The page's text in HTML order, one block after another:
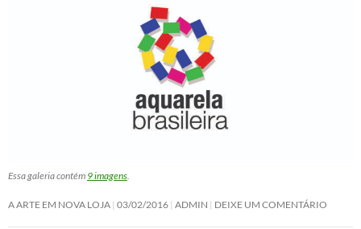
Essa galeria contém 9 imagens
A ARTE EM NOVA LOJA 03/02/2016 ADMIN DEIXE UM COMENTÁRIO